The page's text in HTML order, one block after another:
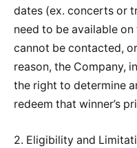
dates (ex. concerts or
need to be available
cannot be contacted,
reason, the Company,
the right to determine
redeem that winner’s
2. Eligibility and